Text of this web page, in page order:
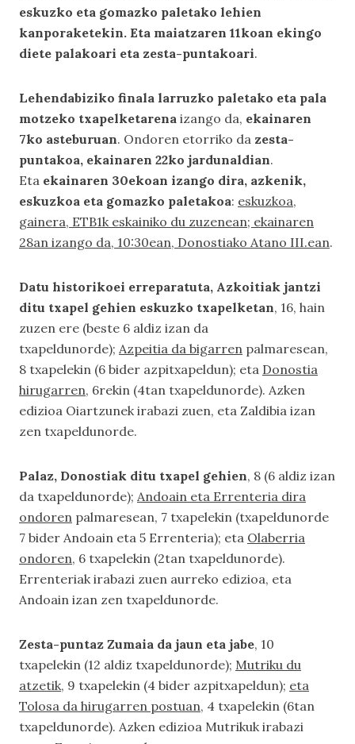
eskuzko eta gomazko paletako lehien
kanporaketekin. Eta maiatzaren 11koan ekingo
diete palakoari eta zesta-puntakoari.
Lehendabiziko finala larruzko paletako eta pala
motzeko txapelketarena izango da, ekainaren
7ko asteburuan. Ondoren etorriko da zesta-
puntakoa, ekainaren 22ko jardunaldian.
Eta ekainaren 30ekoan izango dira, azkenik,
eskuzkoa eta gomazko paletakoa: eskuzkoa,
gainera, ETB1k eskainiko du zuzenean; ekainaren
28an izango da, 10:30ean, Donostiako Atano III.ean.
Datu historikoei erreparatuta, Azkoitiak jantzi
ditu txapel gehien eskuzko txapelketan, 16, hain
zuzen ere (beste 6 aldiz izan da
txapeldunorde); Azpeitia da bigarren palmaresean,
8 txapelekin (6 bider azpitxapeldun); eta Donostia
hirugarren, 6rekin (4tan txapeldunorde). Azken
edizioa Oiartzunek irabazi zuen, eta Zaldibia izan
zen txapeldunorde.
Palaz, Donostiak ditu txapel gehien, 8 (6 aldiz izan
da txapeldunorde); Andoain eta Errenteria dira
ondoren palmaresean, 7 txapelekin (txapeldunorde
7 bider Andoain eta 5 Errenteria); eta Olaberria
ondoren, 6 txapelekin (2tan txapeldunorde).
Errenteriak irabazi zuen aurreko edizioa, eta
Andoain izan zen txapeldunorde.
Zesta-puntaz Zumaia da jaun eta jabe, 10
txapelekin (12 aldiz txapeldunorde); Mutriku du
atzetik, 9 txapelekin (4 bider azpitxapeldun); eta
Tolosa da hirugarren postuan, 4 txapelekin (6tan
txapeldunorde). Azken edizioa Mutrikuk irabazi